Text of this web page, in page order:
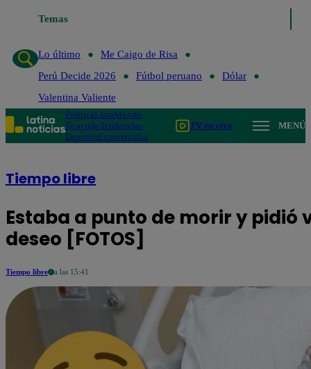
Temas
de Risa Perú Decide 2026
Lo último
Me Caigo de Risa
Perú Decide 2026
Fútbol peruano
Dólar
Valentina Valiente
PolíticaLimaMundo
Te ayudoTendencias
DeportesEspectáculos
TV en vivo MENÚ
Tiempo libre
Estaba a punto de morir y pidió
deseo [FOTOS]
Tiempo libre a las 15:41